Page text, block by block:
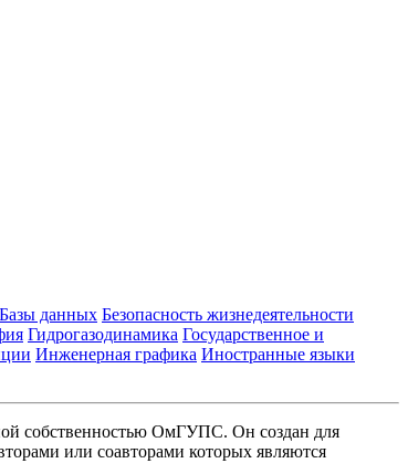
Базы данных Безопасность жизнедеятельности
Гидрогазодинамика Государственное и
Инженерная графика Иностранные языки
собственностью ОмГУПС. Он создан для
или соавторами которых являются